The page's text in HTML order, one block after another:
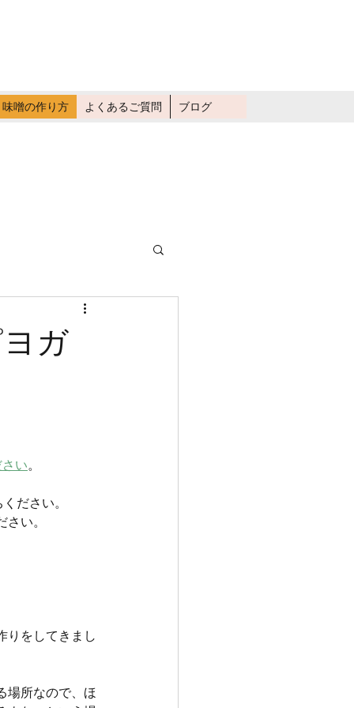
味噌の作り方 よくあるご質問 ブログ
ガ
い。
ださい。
い。
りをしてきまし
場所なので、ほ